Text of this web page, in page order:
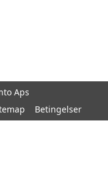
Aps
Betingelser